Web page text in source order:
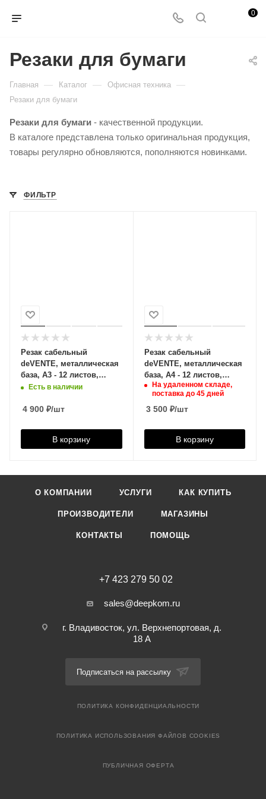
0
Резаки для бумаги
Главная — Каталог — Офисная техника —
Резаки для бумаги
Резаки для бумаги - качественной продукции.
В каталоге представлена только оригинальная продукция,
товары регулярно обновляются, пополняются новинками.
ФИЛЬТР
Резак сабельный
deVENTE, металлическая
база, А3 - 12 листов,
4200301
Есть в наличии
4 900 ₽/шт
В корзину
Резак сабельный
deVENTE, металлическая
база, А4 - 12 листов,
4200802
На удаленном складе,
поставка до 45 дней
3 500₽/шт
В корзину
О КОМПАНИИ УСЛУГИ КАК КУПИТЬ
ПРОИЗВОДИТЕЛИ МАГАЗИНЫ
КОНТАКТЫ ПОМОЩЬ
+7 423 279 50 02
sales@deepkom.ru
г. Владивосток, ул. Верхнепортовая, д.
18 А
Подписаться на рассылку
ПОЛИТИКА КОНФИДЕНЦИАЛЬНОСТИ
ПОЛИТИКА ИСПОЛЬЗОВАНИЯ ФАЙЛОВ COOKIES
ПУБЛИЧНАЯ ОФЕРТА